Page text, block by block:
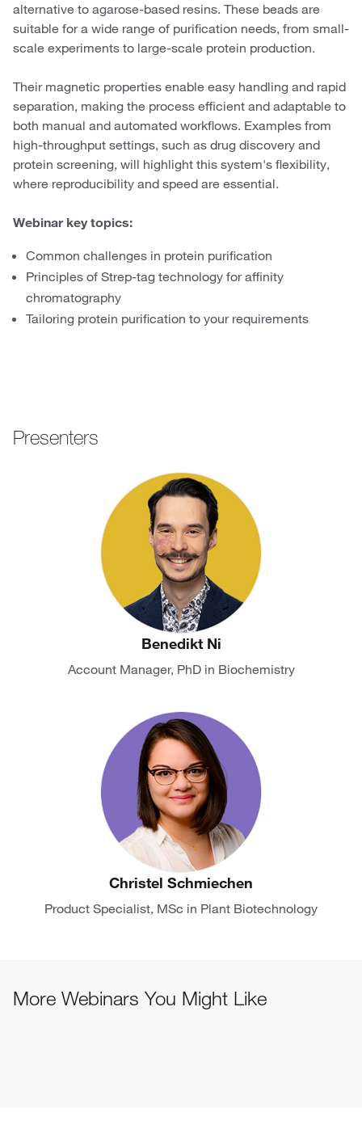
alternative to agarose-based resins. These beads are
suitable for a wide range of purification needs, from small-
scale experiments to large-scale protein production.
Their magnetic properties enable easy handling and rapid
separation, making the process efficient and adaptable to
both manual and automated workflows. Examples from
high-throughput settings, such as drug discovery and
protein screening, will highlight this system's flexibility,
where reproducibility and speed are essential.
Webinar key topics:
Common challenges in protein purification
Principles of Strep-tag technology for affinity
chromatography
Tailoring protein purification to your requirements
Presenters
Benedikt Ni
Account Manager, PhD in Biochemistry
Christel Schmiechen
Product Specialist, MSc in Plant Biotechnology
More Webinars You Might Like